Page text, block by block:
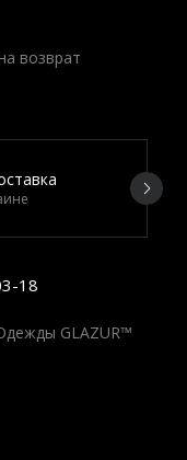
возврат
18
GLAZUR™